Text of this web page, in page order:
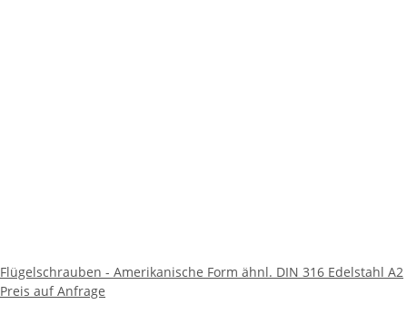
Flügelschrauben - Amerikanische Form ähnl. DIN 316 Edelstahl A2
Preis auf Anfrage